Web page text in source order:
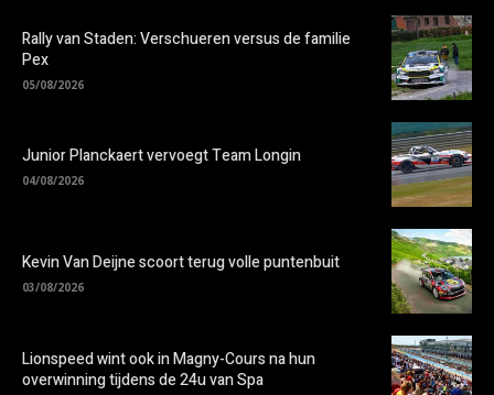
Rally van Staden: Verschueren versus de familie
Pex
05/08/2026
Junior Planckaert vervoegt Team Longin
04/08/2026
Kevin Van Deijne scoort terug volle puntenbuit
03/08/2026
Lionspeed wint ook in Magny-Cours na hun
overwinning tijdens de 24u van Spa